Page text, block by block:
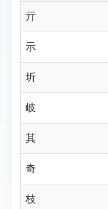
生字詞彙表
成語故事
索引選單
知識索引
生命大百科索引
遊戲專區
亓
示
圻
岐
其
奇
枝